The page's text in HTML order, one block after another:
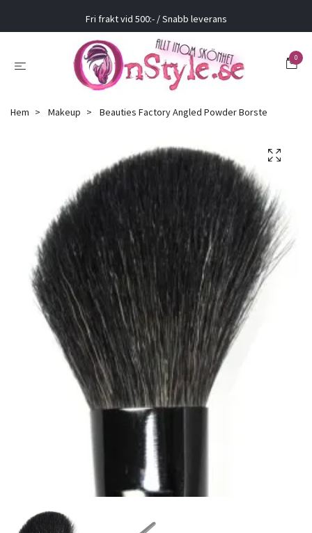
Fri frakt vid 500:- / Snabb leverans
0
Hem Makeup Beauties Factory Angled Powder Borste